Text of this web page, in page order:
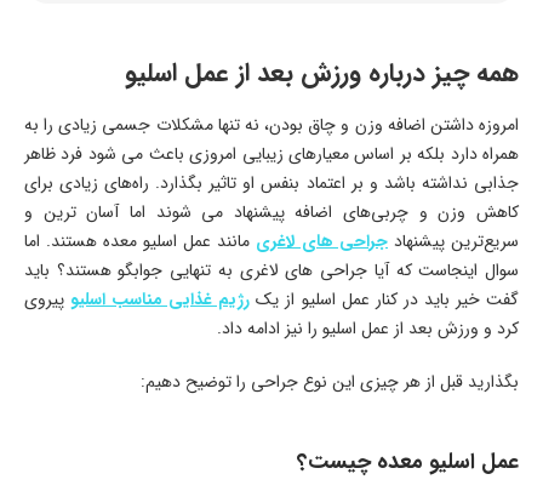
همه چیز درباره ورزش بعد از عمل اسلیو
امروزه داشتن اضافه وزن و چاق بودن، نه تنها مشکلات جسمی زیادی را به
همراه دارد بلکه بر اساس معیارهای زیبایی امروزی باعث می شود فرد ظاهر
جذابی نداشته باشد و بر اعتماد بنفس او تاثیر بگذارد. راه‌های زیادی برای
کاهش وزن و چربی‌های اضافه پیشنهاد می شوند اما آسان ترین و
سریع‌ترین پیشنهاد جراحی های لاغری مانند عمل اسلیو معده هستند. اما
سوال اینجاست که آیا جراحی های لاغری به تنهایی جوابگو هستند؟ باید
گفت خیر باید در کنار عمل اسلیو از یک رژیم غذایی مناسب اسلیوپیروی
کرد و ورزش بعد از عمل اسلیو را نیز ادامه داد.
بگذارید قبل از هر چیزی این نوع جراحی را توضیح دهیم:
عمل اسلیو معده چیست؟